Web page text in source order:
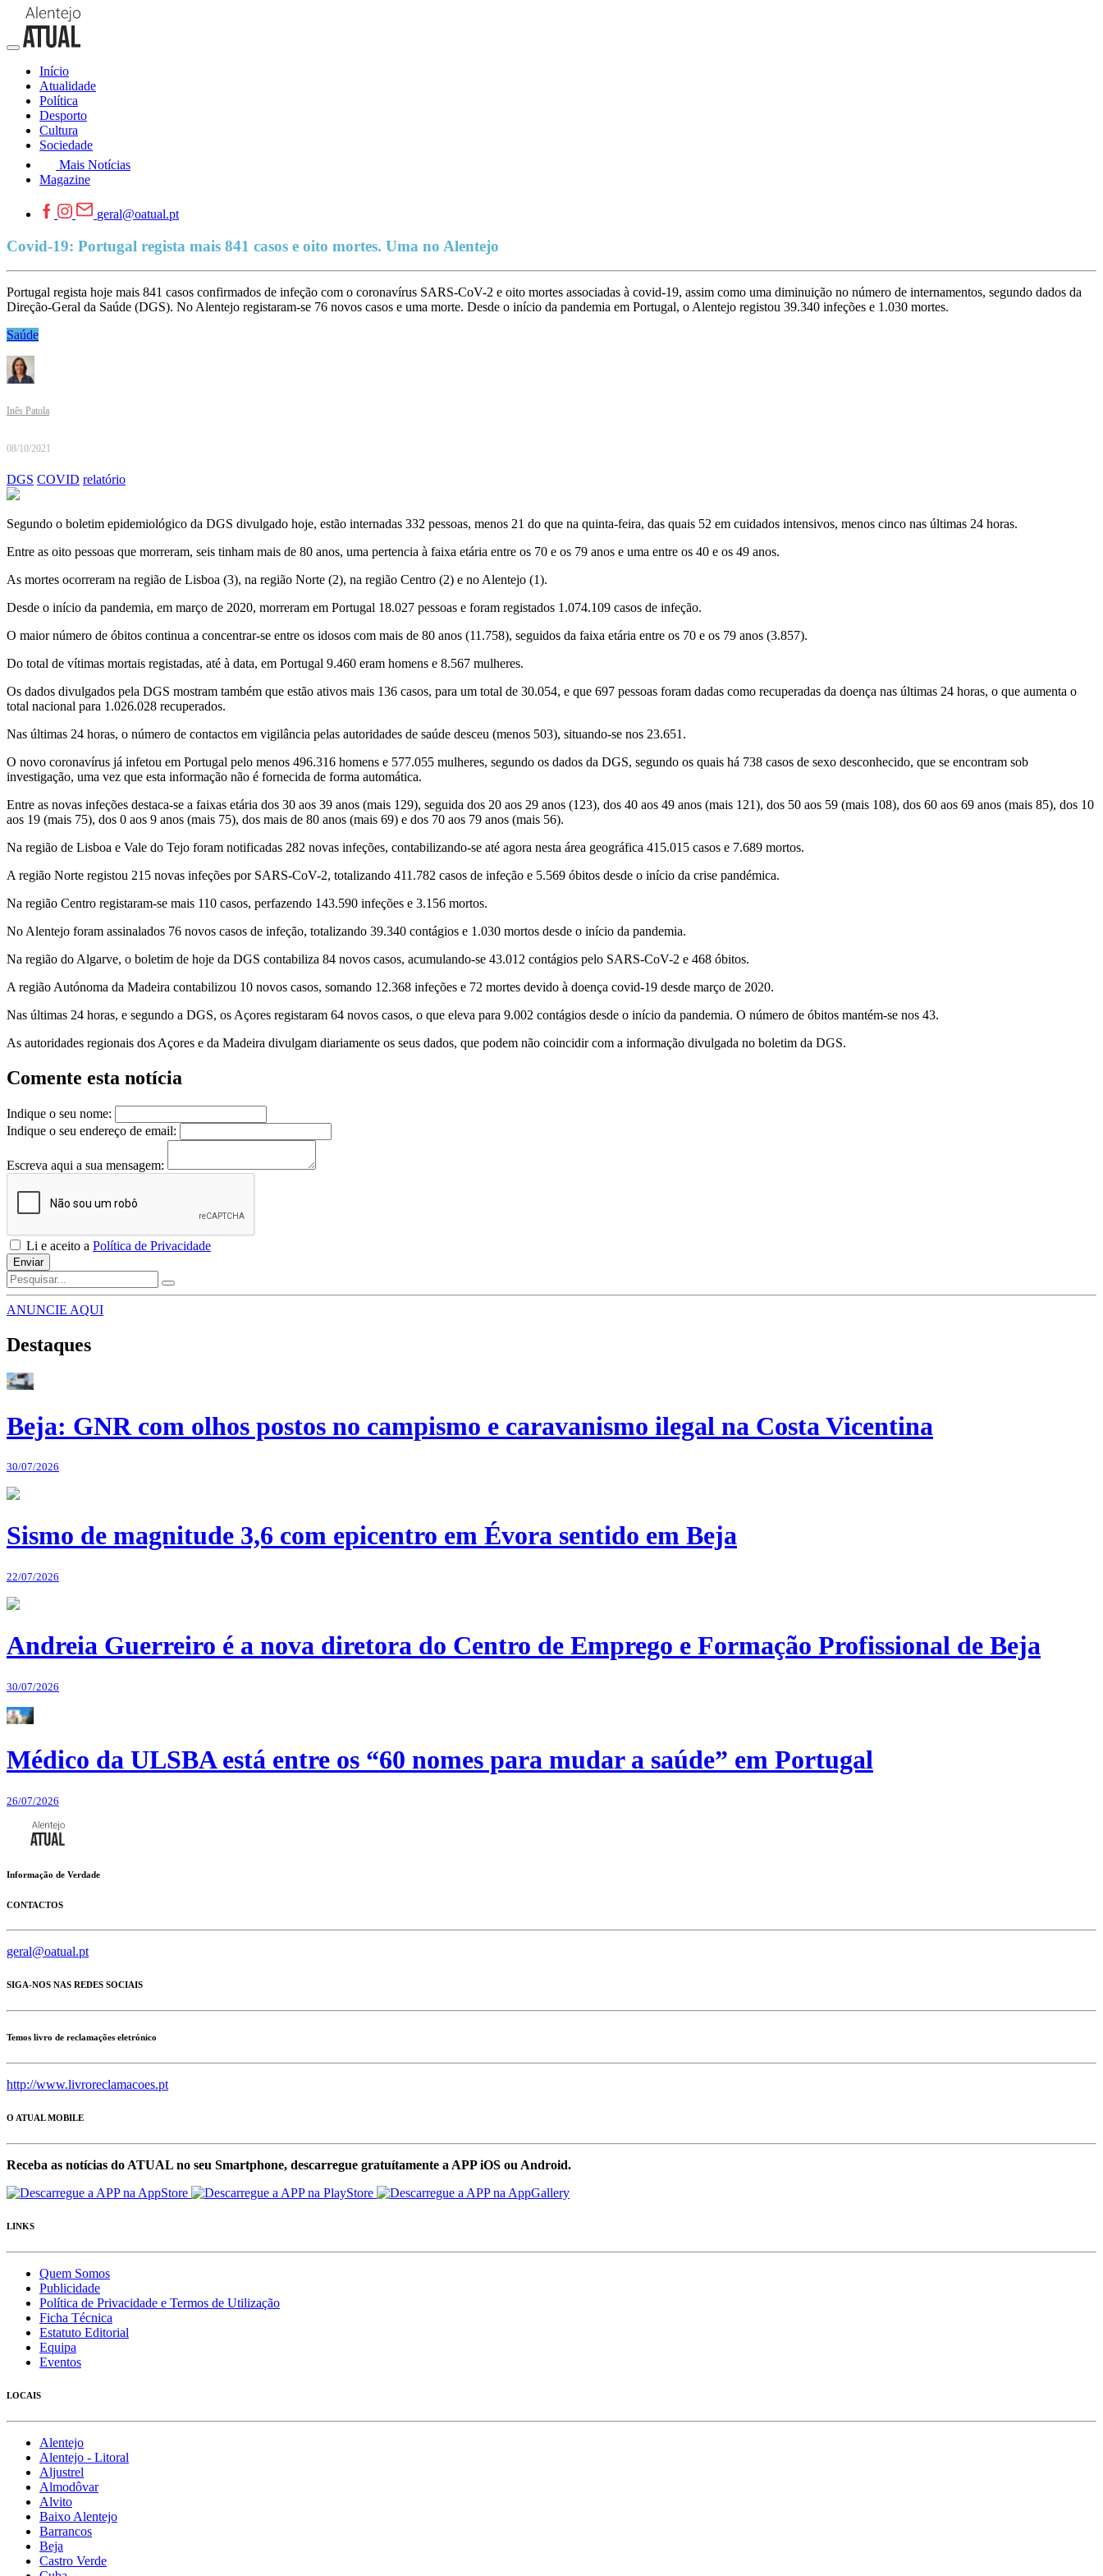
Início
Atualidade
Política
Desporto
Cultura
Sociedade
Mais Notícias
Magazine
geral@oatual.pt
Covid-19: Portugal regista mais 841 casos e oito mortes. Uma no Alentejo
Portugal regista hoje mais 841 casos confirmados de infeção com o coronavírus SARS-CoV-2 e oito mortes associadas à covid-19, assim como uma diminuição no número de internamentos, segundo dados da
Direção-Geral da Saúde (DGS). No Alentejo registaram-se 76 novos casos e uma morte. Desde o início da pandemia em Portugal, o Alentejo registou 39.340 infeções e 1.030 mortes.
Saúde
Inês Patola
08/10/2021
DGS COVID relatório
Segundo o boletim epidemiológico da DGS divulgado hoje, estão internadas 332 pessoas, menos 21 do que na quinta-feira, das quais 52 em cuidados intensivos, menos cinco nas últimas 24 horas.
Entre as oito pessoas que morreram, seis tinham mais de 80 anos, uma pertencia à faixa etária entre os 70 e os 79 anos e uma entre os 40 e os 49 anos.
As mortes ocorreram na região de Lisboa (3), na região Norte (2), na região Centro (2) e no Alentejo (1).
Desde o início da pandemia, em março de 2020, morreram em Portugal 18.027 pessoas e foram registados 1.074.109 casos de infeção.
O maior número de óbitos continua a concentrar-se entre os idosos com mais de 80 anos (11.758), seguidos da faixa etária entre os 70 e os 79 anos (3.857).
Do total de vítimas mortais registadas, até à data, em Portugal 9.460 eram homens e 8.567 mulheres.
Os dados divulgados pela DGS mostram também que estão ativos mais 136 casos, para um total de 30.054, e que 697 pessoas foram dadas como recuperadas da doença nas últimas 24 horas, o que aumenta o
total nacional para 1.026.028 recuperados.
Nas últimas 24 horas, o número de contactos em vigilância pelas autoridades de saúde desceu (menos 503), situando-se nos 23.651.
O novo coronavírus já infetou em Portugal pelo menos 496.316 homens e 577.055 mulheres, segundo os dados da DGS, segundo os quais há 738 casos de sexo desconhecido, que se encontram sob
investigação, uma vez que esta informação não é fornecida de forma automática.
Entre as novas infeções destaca-se a faixas etária dos 30 aos 39 anos (mais 129), seguida dos 20 aos 29 anos (123), dos 40 aos 49 anos (mais 121), dos 50 aos 59 (mais 108), dos 60 aos 69 anos (mais 85), dos 10
aos 19 (mais 75), dos 0 aos 9 anos (mais 75), dos mais de 80 anos (mais 69) e dos 70 aos 79 anos (mais 56).
Na região de Lisboa e Vale do Tejo foram notificadas 282 novas infeções, contabilizando-se até agora nesta área geográfica 415.015 casos e 7.689 mortos.
A região Norte registou 215 novas infeções por SARS-CoV-2, totalizando 411.782 casos de infeção e 5.569 óbitos desde o início da crise pandémica.
Na região Centro registaram-se mais 110 casos, perfazendo 143.590 infeções e 3.156 mortos.
No Alentejo foram assinalados 76 novos casos de infeção, totalizando 39.340 contágios e 1.030 mortos desde o início da pandemia.
Na região do Algarve, o boletim de hoje da DGS contabiliza 84 novos casos, acumulando-se 43.012 contágios pelo SARS-CoV-2 e 468 óbitos.
A região Autónoma da Madeira contabilizou 10 novos casos, somando 12.368 infeções e 72 mortes devido à doença covid-19 desde março de 2020.
Nas últimas 24 horas, e segundo a DGS, os Açores registaram 64 novos casos, o que eleva para 9.002 contágios desde o início da pandemia. O número de óbitos mantém-se nos 43.
As autoridades regionais dos Açores e da Madeira divulgam diariamente os seus dados, que podem não coincidir com a informação divulgada no boletim da DGS.
Comente esta notícia
Indique o seu nome:
Indique o seu endereço de email:
Escreva aqui a sua mensagem:
Li e aceito a Política de Privacidade
Enviar
ANUNCIE AQUI
Destaques
Beja: GNR com olhos postos no campismo e caravanismo ilegal na Costa Vicentina
30/07/2026
Sismo de magnitude 3,6 com epicentro em Évora sentido em Beja
22/07/2026
Andreia Guerreiro é a nova diretora do Centro de Emprego e Formação Profissional de Beja
30/07/2026
Médico da ULSBA está entre os “60 nomes para mudar a saúde” em Portugal
26/07/2026
Informação de Verdade
CONTACTOS
geral@oatual.pt
SIGA-NOS NAS REDES SOCIAIS
Temos livro de reclamações eletrónico
http://www.livroreclamacoes.pt
O ATUAL MOBILE
Receba as notícias do ATUAL no seu Smartphone, descarregue gratuítamente a APP iOS ou Android.
LINKS
Quem Somos
Publicidade
Política de Privacidade e Termos de Utilização
Ficha Técnica
Estatuto Editorial
Equipa
Eventos
LOCAIS
Alentejo
Alentejo - Litoral
Aljustrel
Almodôvar
Alvito
Baixo Alentejo
Barrancos
Beja
Castro Verde